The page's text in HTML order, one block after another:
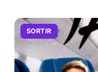
SORTIR